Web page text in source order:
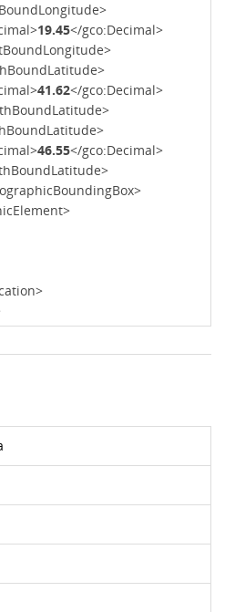
19.45</gco:Decimal>
41.62</gco:Decimal>
46.55</gco:Decimal>